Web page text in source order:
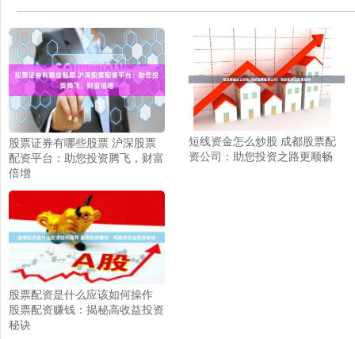
股票证券有哪些股票 沪深股票
配资平台：助您投资腾飞，财富
倍增
短线资金怎么炒股 成都股票配
资公司：助您投资之路更顺畅
股票配资是什么应该如何操作
股票配资赚钱：揭秘高收益投资
秘诀